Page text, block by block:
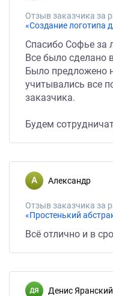
Отзыв заказчика за
Спасибо Софье за
Все было сделано
Было предложено
учитывались все
заказчика.
Будем
Александр
Отзыв заказчика за
«Простенький
Всё отлично и в
Денис Яранский